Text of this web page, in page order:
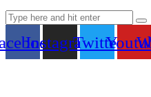
InstagramTwitter